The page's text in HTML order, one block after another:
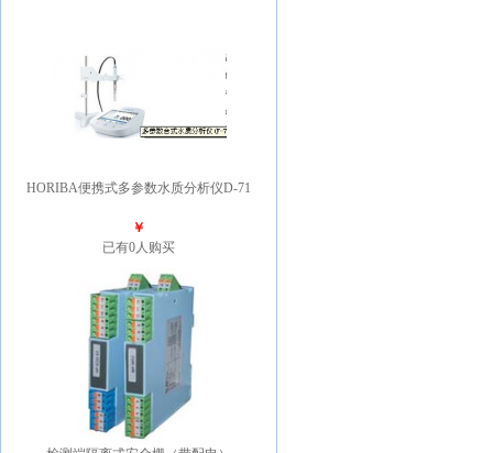
HORIBA便携式多参数水质分析仪D-71
￥
已有0人购买